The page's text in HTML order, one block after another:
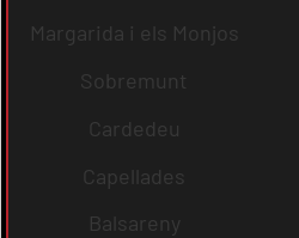
Margarida i els Monjos
Sobremunt
Cardedeu
Capellades
Balsareny